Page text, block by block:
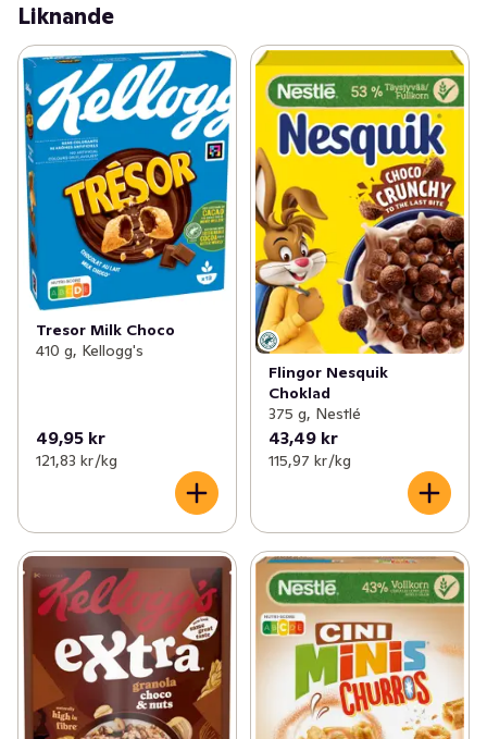
Liknande
Tresor Milk Choco
410 g, Kellogg's
49,95 kr
121,83 kr /kg
Flingor Nesquik
Choklad
375 g, Nestlé
43,49 kr
115,97 kr /kg